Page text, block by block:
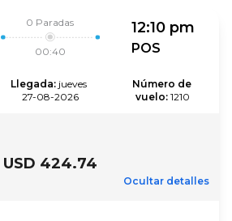
0 Paradas
00:40
12:10 pm
POS
Llegada: jueves
27-08-2026
Número de
vuelo: 1210
USD 424.74
Ocultar detalles